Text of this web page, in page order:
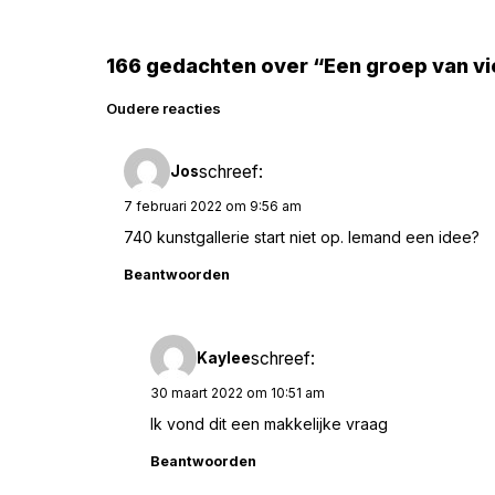
166 gedachten over “Een groep van
Reacties
navigatie
Oudere reacties
Josschreef:
7 februari 2022 om 9:56 am
740 kunstgallerie start niet op. Iemand een idee?
Beantwoorden
Kayleeschreef:
30 maart 2022 om 10:51 am
Ik vond dit een makkelijke vraag
Beantwoorden